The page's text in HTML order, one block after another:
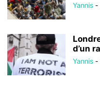
Yannis -
d’un
Yannis -